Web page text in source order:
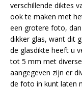
verschillende diktes
ook te maken met
een grotere foto,
dikker glas, want dit
de glasdikte heeft u
tot 5 mm met
aangegeven zijn er
de foto in kunt laten